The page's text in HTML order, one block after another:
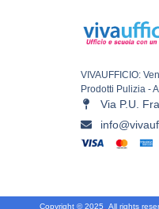
VIVAUFFICIO:
Prodotti Pulizia -
Via P.U.
Copyright © 2025 All rights